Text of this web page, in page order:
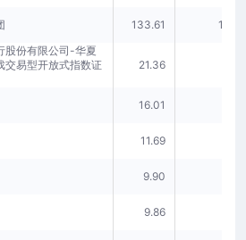
133.61 12.22
股份有限公司-华夏
交易型开放式指数证
21.36
16.01
11.69
9.90
9.86